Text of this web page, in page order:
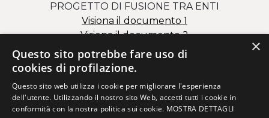
PROGETTO DI FUSIONE TRA ENTI
Visiona il documento 1
Visiona il documento 2
×
Questo sito potrebbe fare uso di
cookies di profilazione.
Questo sito web utilizza i cookie per migliorare l'esperienza
dell'utente. Utilizzando il nostro sito Web, accetti tutti i cookie in
conformità con la nostra politica sui cookie. MOSTRA DETTAGLI